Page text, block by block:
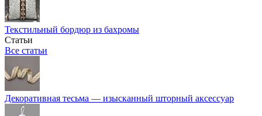
Текстильный бордюр из бахромы
Статьи
Все статьи
Декоративная тесьма — изысканный шторный аксессуар